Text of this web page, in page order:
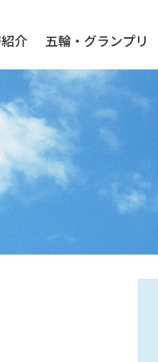
介 五輪・グランプリ